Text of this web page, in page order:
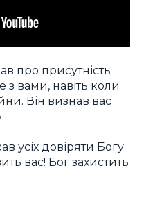
про присутність
з вами, навіть коли
Він визнав вас
усіх довіряти Богу
вас! Бог захистить